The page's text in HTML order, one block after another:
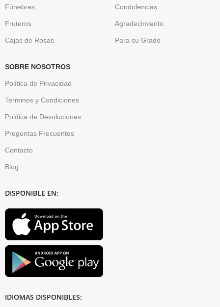
Fúnebres
Fruteros
Cajas de Rosas
Condolencias
Agradecimiento
Para su Grado
SOBRE NOSOTROS
Política de Privacidad
Terminos y Condiciones
Política de Devoluciones
Preguntas Frecuentes
Contacto
Blog
DISPONIBLE EN:
IDIOMAS DISPONIBLES: